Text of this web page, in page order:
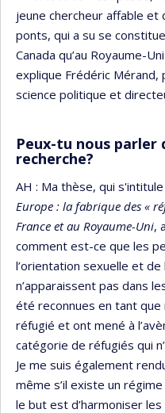
jeune chercheur affable et
ponts, qui a su se
Canada qu’au Royaume-
explique Frédéric
science politique et
Peux-tu nous
recherche?
AH : Ma thèse, qui s'intitule
Europe : la fabrique des «
France et au Royaume-Uni,
comment est-ce que les
l’orientation sexuelle et
n’apparaissent pas dans
été reconnues en tant
réfugié et ont mené à
catégorie de réfugiés qui
Je me suis également
même s’il existe un
le but est d’harmoniser